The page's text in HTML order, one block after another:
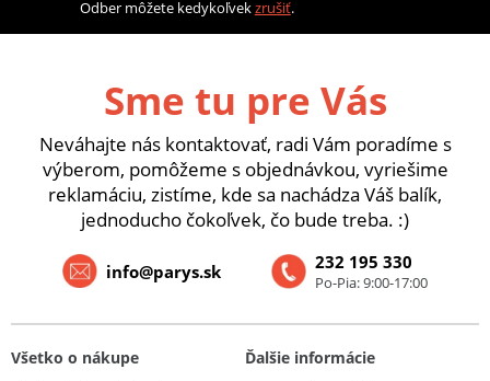
Odber môžete kedykoľvekzrušiť.
Sme tu pre Vás
Neváhajte nás kontaktovať, radi Vám poradíme s
výberom, pomôžeme s objednávkou, vyriešime
reklamáciu, zistíme, kde sa nachádza Váš balík,
jednoducho čokoľvek, čo bude treba. :)
232 195 330
Po-Pia: 9:00-17:00
info@parys.sk
Všetko o nákupe
Ďalšie informácie